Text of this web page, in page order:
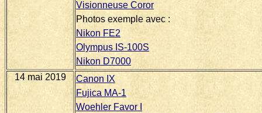
Visionneuse Coror
Photos exemple avec :
Nikon FE2
Olympus IS-100S
Nikon D7000
14 mai 2019
Canon IX
Fujica MA-1
Woehler Favor I